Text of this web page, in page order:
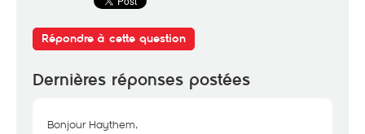
Répondre à cette question
Dernières réponses postées
Bonjour Haythem,